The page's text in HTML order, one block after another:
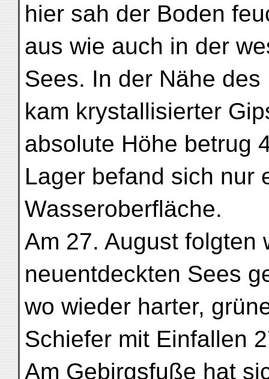
hier sah der Boden
aus wie auch in der
Sees. In der Nähe des
kam krystallisierter
absolute Höhe betrug
Lager befand sich nur
Wasseroberfläche.
Am 27. August folgten
neuentdeckten Sees
wo wieder harter,
Schiefer mit Einfallen
Am Gebirgsfuße hat